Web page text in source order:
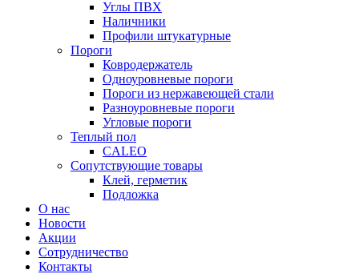
Углы ПВХ
Наличники
Профили штукатурные
Пороги
Ковродержатель
Одноуровневые пороги
Пороги из нержавеющей стали
Разноуровневые пороги
Угловые пороги
Теплый пол
CALEO
Сопутствующие товары
Клей, герметик
Подложка
О нас
Новости
Акции
Сотрудничество
Контакты